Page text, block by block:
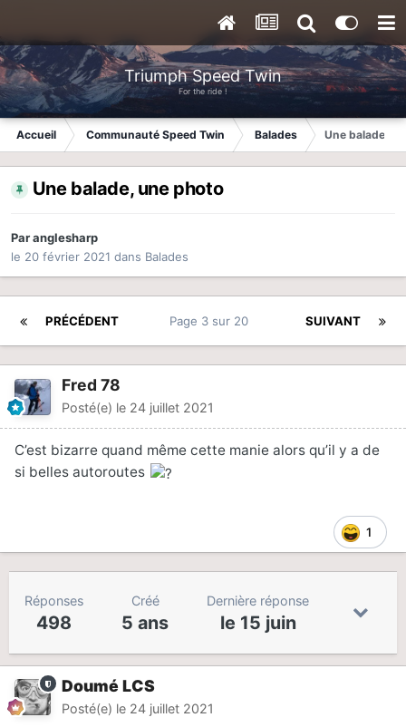
Triumph Speed Twin
For the ride !
Accueil Communauté Speed Twin Balades Une balade,
Une balade, une photo
Paranglesharp
le 20 février 2021 dans Balades
PRÉCÉDENT SUIVANT
Page 3 sur 20
Fred 78
Posté(e) le 24 juillet 2021
C’est bizarre quand même cette manie alors qu’il y a de
si belles autoroutes
1
Réponses
498
Créé
5 ans
Dernière réponse
le 15 juin
Doumé LCS
Posté(e) le 24 juillet 2021